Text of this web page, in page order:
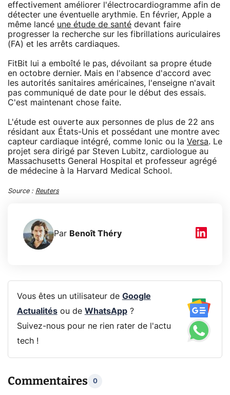
effectivement améliorer l'électrocardiogramme afin de
détecter une éventuelle arythmie. En février, Apple a
même lancé une étude de santé devant faire
progresser la recherche sur les fibrillations auriculaires
(FA) et les arrêts cardiaques.
FitBit lui a emboîté le pas, dévoilant sa propre étude
en octobre dernier. Mais en l'absence d'accord avec
les autorités sanitaires américaines, l'enseigne n'avait
pas communiqué de date pour le début des essais.
C'est maintenant chose faite.
L'étude est ouverte aux personnes de plus de 22 ans
résidant aux États-Unis et possédant une montre avec
capteur cardiaque intégré, comme Ionic ou la Versa. Le
projet sera dirigé par Steven Lubitz, cardiologue au
Massachusetts General Hospital et professeur agrégé
de médecine à la Harvard Medical School.
Source : Reuters
Par Benoît Théry
Vous êtes un utilisateur de Google
Actualitésou de WhatsApp?
Suivez-nous pour ne rien rater de l'actu
tech !
Commentaires 0